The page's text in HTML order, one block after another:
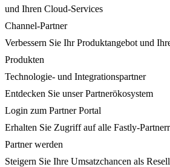
und Ihren Cloud-Services
Channel-Partner
Verbessern Sie Ihr Produktangebot und
Produkten
Technologie- und Integrationspartner
Entdecken Sie unser Partnerökosystem
Login zum Partner Portal
Erhalten Sie Zugriff auf alle Fastly-
Partner werden
Steigern Sie Ihre Umsatzchancen als